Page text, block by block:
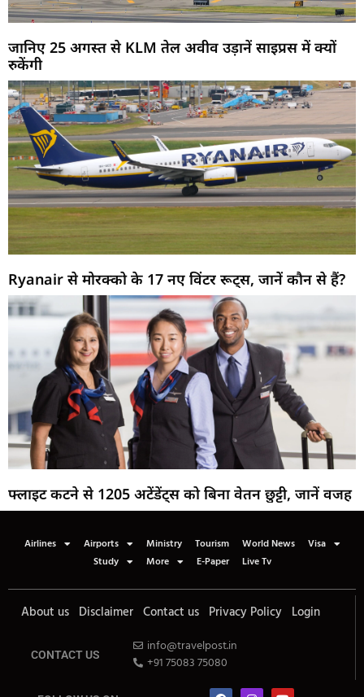
जानिए 25 अगस्त से KLM तेल अवीव उड़ानें साइप्रस में क्यों
रुकेंगी
Ryanair से मोरक्को के 17 नए विंटर रूट्स, जानें कौन से हैं?
फ्लाइट कटने से 1205 अटेंडेंट्स को बिना वेतन छुट्टी, जानें वजह
Airlines Airports Ministry Tourism World News
Visa
Study
More E-Paper Live Tv
About us Disclaimer Contact us Privacy Policy Login
CONTACT US
info@travelpost.in
+91 75083 75080